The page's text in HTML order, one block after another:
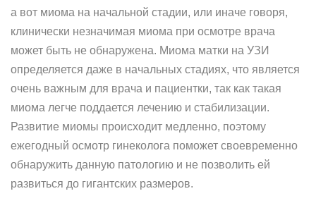
а вот миома на начальной стадии, или иначе говоря,
клинически незначимая миома при осмотре врача
может быть не обнаружена. Миома матки на УЗИ
определяется даже в начальных стадиях, что является
очень важным для врача и пациентки, так как такая
миома легче поддается лечению и стабилизации.
Развитие миомы происходит медленно, поэтому
ежегодный осмотр гинеколога поможет своевременно
обнаружить данную патологию и не позволить ей
развиться до гигантских размеров.